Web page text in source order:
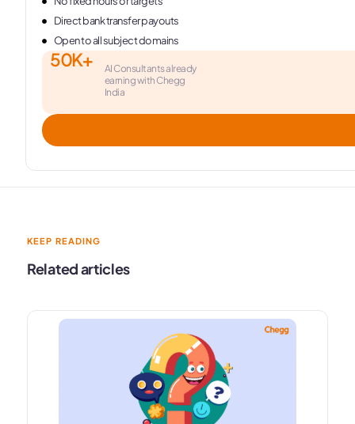
Direct bank transfer payouts
Open to all subject domains
50K+
AI Consultants already
earning with Chegg
India
KEEP READING
Related articles